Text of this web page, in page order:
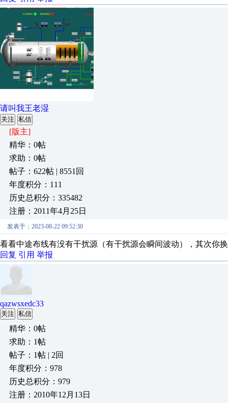
请叫我王老湿
关注 私信
[版主]
精华：0帖
求助：0帖
帖子：622帖 | 8551回
年度积分：111
历史总积分：335482
注册：2011年4月25日
发表于：2023-08-22 09:52:30
看看中途布线有没有干扰源（有干扰源会瞬间波动），其次你
回复 引用 举报
qazwsxedc33
关注 私信
精华：0帖
求助：1帖
帖子：1帖 | 2回
年度积分：978
历史总积分：979
注册：2010年12月13日